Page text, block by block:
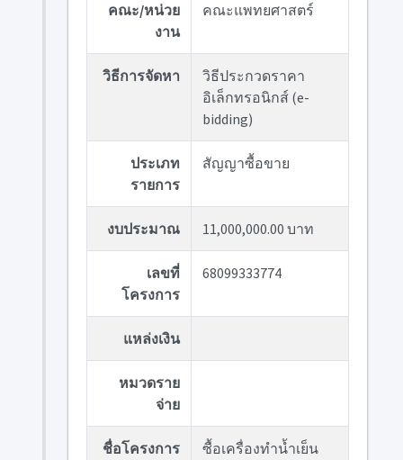
คณะ/หน่วย
งาน
คณะแพทยศาสตร์
วิธีการจัดหา
วิธีประกวดราคา
อิเล็กทรอนิกส์ (e-
bidding)
ประเภท
รายการ
สัญญาซื้อขาย
งบประมาณ 11,000,000.00 บาท
เลขที่
โครงการ
68099333774
แหล่งเงิน
หมวดราย
จ่าย
ชื่อโครงการ
ซื้อเครื่องทำน้ำเย็น